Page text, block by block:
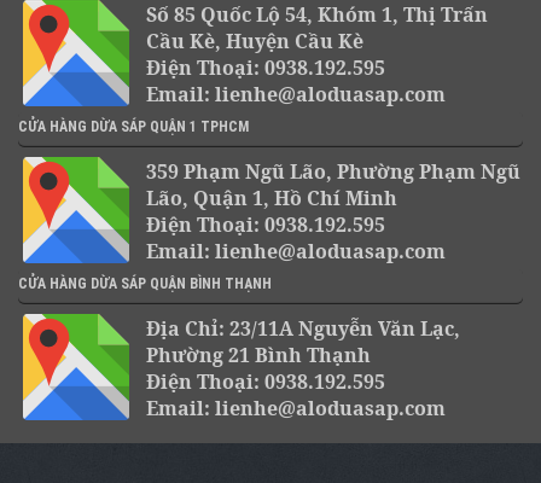
Số 85 Quốc Lộ 54, Khóm 1, Thị Trấn
Cầu Kè, Huyện Cầu Kè
Điện Thoại: 0938.192.595
Email: lienhe@aloduasap.com
CỬA HÀNG DỪA SÁP QUẬN 1 TPHCM
359 Phạm Ngũ Lão, Phường Phạm Ngũ
Lão, Quận 1, Hồ Chí Minh
Điện Thoại: 0938.192.595
Email: lienhe@aloduasap.com
CỬA HÀNG DỪA SÁP QUẬN BÌNH THẠNH
Địa Chỉ: 23/11A Nguyễn Văn Lạc,
Phường 21 Bình Thạnh
Điện Thoại: 0938.192.595
Email: lienhe@aloduasap.com